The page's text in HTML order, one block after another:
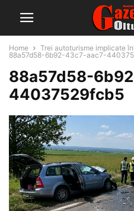
Home
Trei autoturisme implicate
88a57d58-6b92-43c7-aac7-
88a57d58-
44037529fcb5